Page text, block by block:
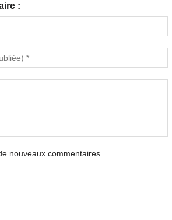
:
nouveaux commentaires